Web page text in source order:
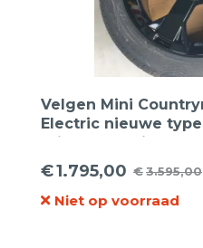
Velgen Mini
Electric nieuwe type
19inch+ Continental
TS860S XL Winter
€3.595,00
Oorspronkelijke
prijs
€1.795,00
Huidige
prijs
Niet op voorraad